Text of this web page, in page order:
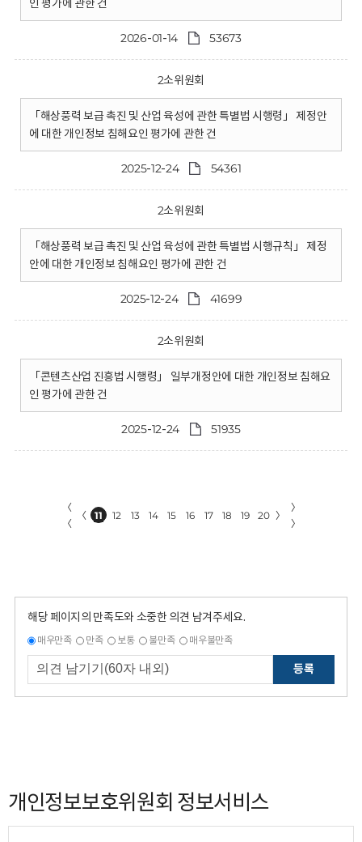
인 평가에 관한 건
2026-01-14 53673
2소위원회
「해상풍력 보급 촉진 및 산업 육성에 관한 특별법 시행령」 제정안
에 대한 개인정보 침해요인 평가에 관한 건
2025-12-24 54361
2소위원회
「해상풍력 보급 촉진 및 산업 육성에 관한 특별법 시행규칙」 제정
안에 대한 개인정보 침해요인 평가에 관한 건
2025-12-24 41699
2소위원회
「콘텐츠산업 진흥법 시행령」 일부개정안에 대한 개인정보 침해요
인 평가에 관한 건
2025-12-24 51935
〈
〈
〈 11 12 13 14 15 16 17 18 19 20 〉
〉
〉
해당 페이지의 만족도와 소중한 의견 남겨주세요.
매우만족 만족 보통 불만족 매우불만족
등록
개인정보보호위원회 정보서비스